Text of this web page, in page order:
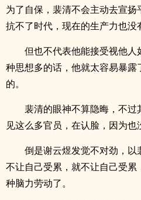
为了自保，裴清不会主动去宣
抗不了时代，现在的生产力也没
但也不代表他能接受视他
种思想多的话，他就太容易暴
的。
裴清的眼神不算隐晦，不
见这么多官员，在认脸，因为也
倒是谢云煜发觉不对劲，
不让自己受累，就不让自己受
种脑力劳动了。